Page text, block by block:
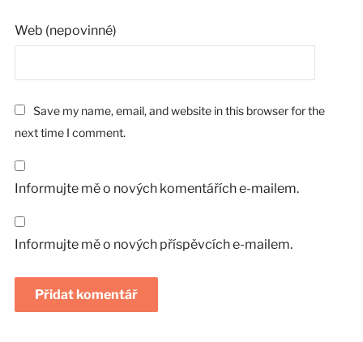
Web (nepovinné)
Save my name, email, and website in this browser for the
next time I comment.
Informujte mě o nových komentářích e-mailem.
Informujte mě o nových příspěvcích e-mailem.